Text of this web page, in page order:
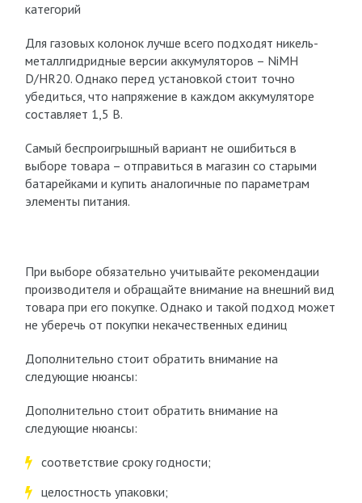
категорий
Для газовых колонок лучше всего подходят никель-
металлгидридные версии аккумуляторов – NiMH
D/HR20. Однако перед установкой стоит точно
убедиться, что напряжение в каждом аккумуляторе
составляет 1,5 В.
Самый беспроигрышный вариант не ошибиться в
выборе товара – отправиться в магазин со старыми
батарейками и купить аналогичные по параметрам
элементы питания.
При выборе обязательно учитывайте рекомендации
производителя и обращайте внимание на внешний вид
товара при его покупке. Однако и такой подход может
не уберечь от покупки некачественных единиц
Дополнительно стоит обратить внимание на
следующие нюансы:
Дополнительно стоит обратить внимание на
следующие нюансы:
соответствие сроку годности;
целостность упаковки;